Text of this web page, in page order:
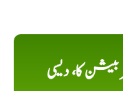
کا، دیسی